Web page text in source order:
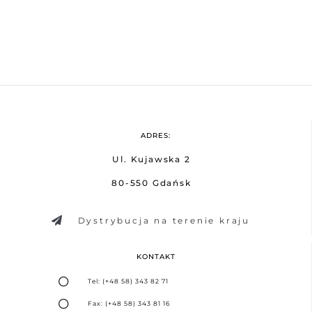
ADRES:
Ul. Kujawska 2
80-550 Gdańsk
Dystrybucja na terenie kraju
KONTAKT
Tel: (+48 58) 343 82 71
Fax: (+48 58) 343 81 16